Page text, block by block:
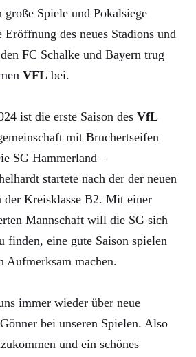
Spiele und Pokalsiege
des neues Stadions und
FC Schalke und Bayern trug
VFL bei.
ist die erste Saison des VfL
mit Bruchertseifen
SG Hammerland –
startete nach der der neuen
Kreisklasse B2. Mit einer
Mannschaft will die SG sich
finden, eine gute Saison spielen
Aufmerksam machen.
immer wieder über neue
bei unseren Spielen. Also
und ein schönes